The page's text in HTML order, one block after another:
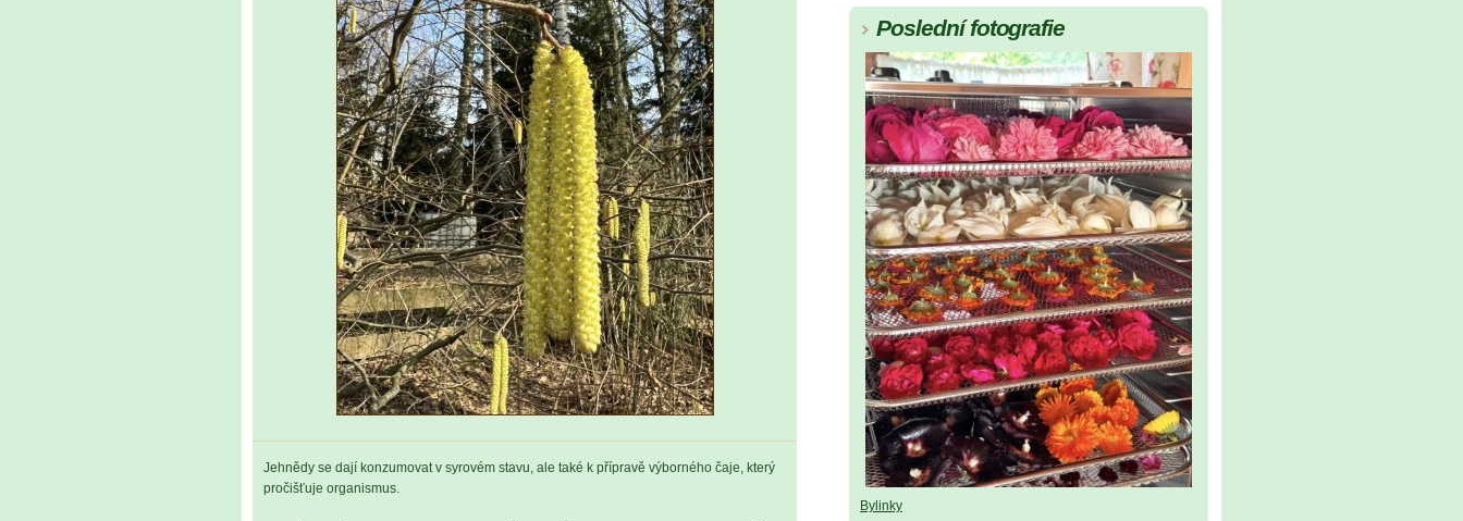
Jehnědy se dají konzumovat v syrovém stavu, ale také k přípravě výborného čaje, který
pročišťuje organismus.
Poslední fotografie
Bylinky